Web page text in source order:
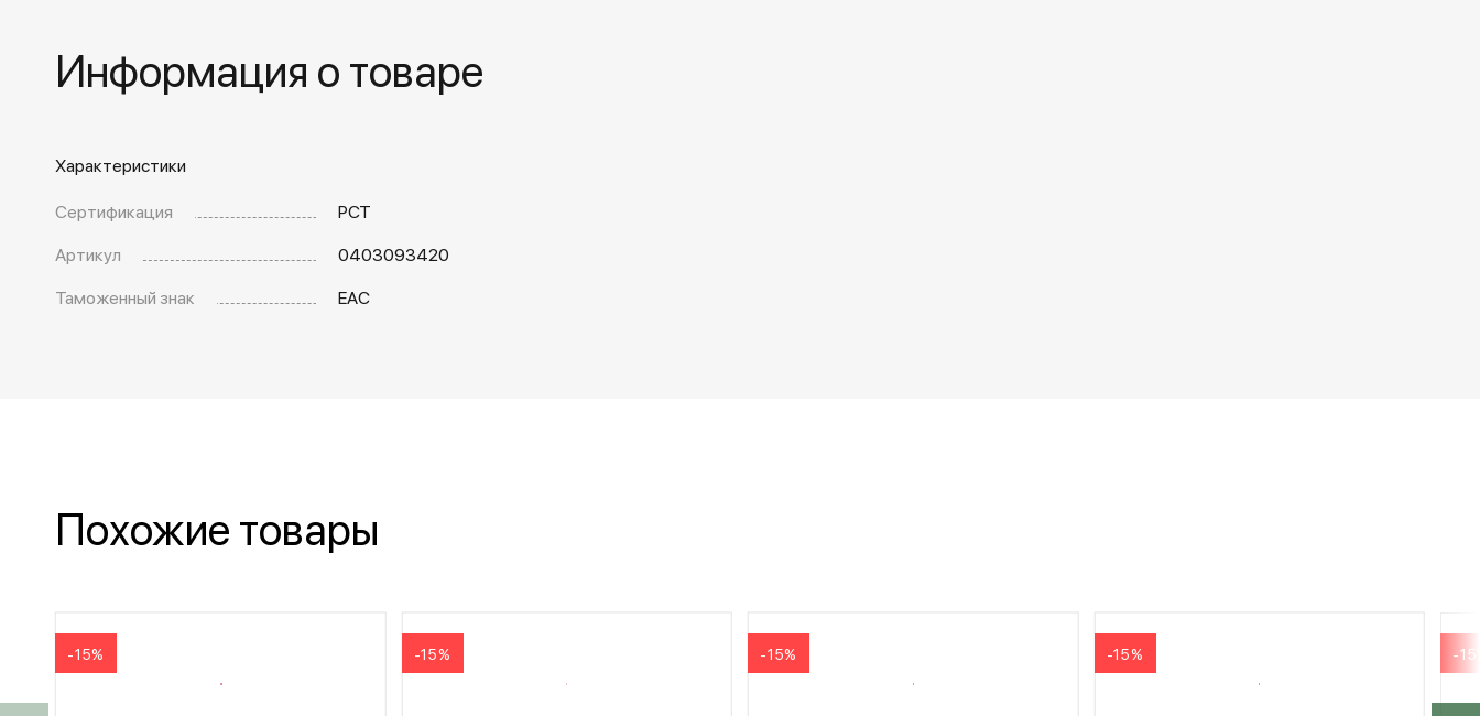
Информация о товаре
Характеристики
Сертификация
РСТ
Артикул
0403093420
Таможенный знак
EAC
Похожие товары
-15% -15% -15% -15% -